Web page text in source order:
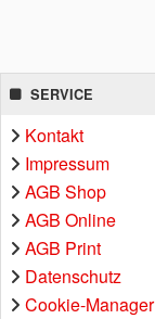
SERVICE
Kontakt
Impressum
AGB Shop
AGB Online
AGB Print
Datenschutz
Cookie-Manager